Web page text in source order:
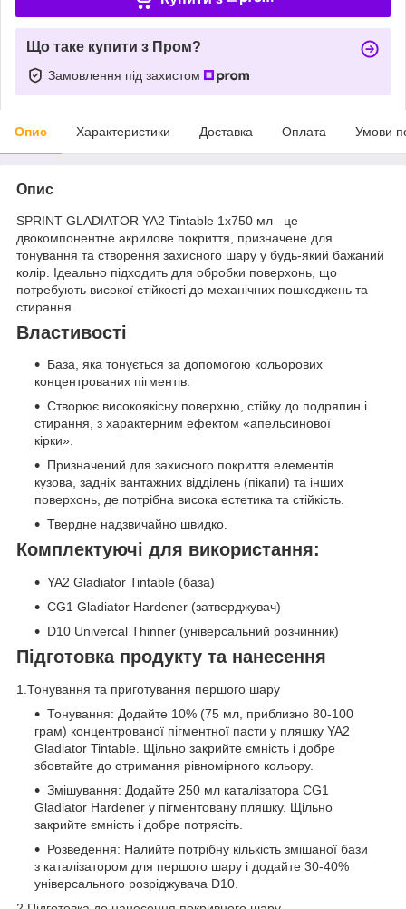
Що таке купити з Пром?
Замовлення під захистом
Опис Характеристики Доставка Оплата Умови
Опис
SPRINT GLADIATOR YA2 Tintable 1х750 мл– це
двокомпонентне акрилове покриття, призначене для
тонування та створення захисного шару у будь-який бажаний
колір. Ідеально підходить для обробки поверхонь, що
потребують високої стійкості до механічних пошкоджень та
стирання.
Властивості
База, яка тонується за допомогою кольорових
концентрованих пігментів.
Створює високоякісну поверхню, стійку до подряпин і
стирання, з характерним ефектом «апельсинової
кірки».
Призначений для захисного покриття елементів
кузова, задніх вантажних відділень (пікапи) та інших
поверхонь, де потрібна висока естетика та стійкість.
Твердне надзвичайно швидко.
Комплектуючі для використання:
YA2 Gladiator Tintable (база)
CG1 Gladiator Hardener (затверджувач)
D10 Univercal Thinner (універсальний розчинник)
Підготовка продукту та нанесення
1.Тонування та приготування першого шару
Тонування: Додайте 10% (75 мл, приблизно 80-100
грам) концентрованої пігментної пасти у пляшку YA2
Gladiator Tintable. Щільно закрийте ємність і добре
збовтайте до отримання рівномірного кольору.
Змішування: Додайте 250 мл каталізатора CG1
Gladiator Hardener у пігментовану пляшку. Щільно
закрийте ємність і добре потрясіть.
Розведення: Налийте потрібну кількість змішаної бази
з каталізатором для першого шару і додайте 30-40%
універсального розріджувача D10.